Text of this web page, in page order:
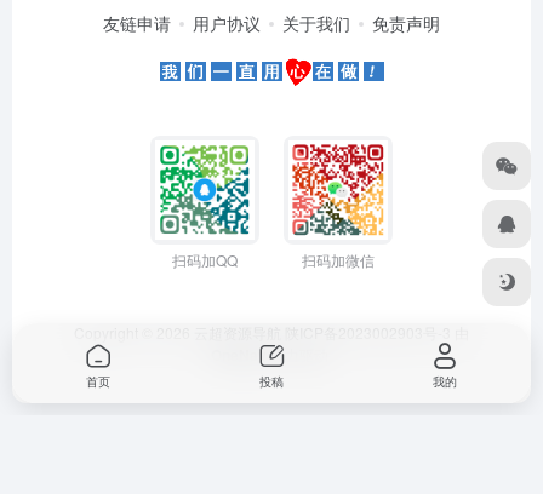
友链申请 用户协议 关于我们 免责声明
扫码加QQ 扫码加微信
OneNav强力驱动
首页 投稿 我的